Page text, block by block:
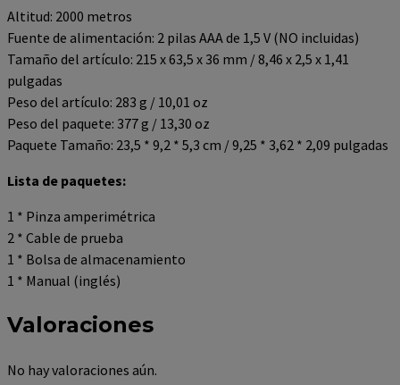
Altitud: 2000 metros
Fuente de alimentación: 2 pilas AAA de 1,5 V (NO incluidas)
Tamaño del artículo: 215 x 63,5 x 36 mm / 8,46 x 2,5 x 1,41
pulgadas
Peso del artículo: 283 g / 10,01 oz
Peso del paquete: 377 g / 13,30 oz
Paquete Tamaño: 23,5 * 9,2 * 5,3 cm / 9,25 * 3,62 * 2,09 pulgadas
Lista de paquetes:
1 * Pinza amperimétrica
2 * Cable de prueba
1 * Bolsa de almacenamiento
1 * Manual (inglés)
Valoraciones
No hay valoraciones aún.